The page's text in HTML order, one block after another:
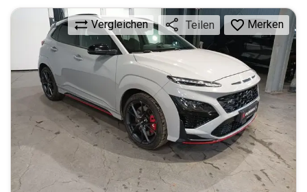
Vergleichen Teilen Merken